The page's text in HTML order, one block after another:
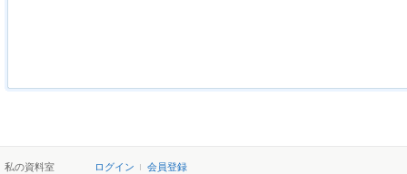
私の資料室 ログイン
会員登録